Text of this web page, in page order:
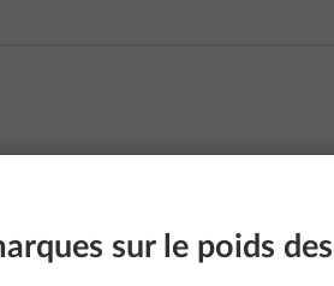
sur le poids